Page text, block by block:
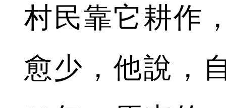
村民靠它耕作
愈少，他說，